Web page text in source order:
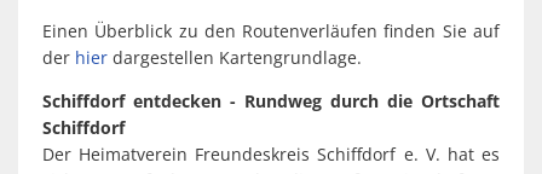
Einen Überblick zu den Routenverläufen finden Sie auf
der hier dargestellen Kartengrundlage.
Schiffdorf entdecken - Rundweg durch die Ortschaft
Schiffdorf
Der Heimatverein Freundeskreis Schiffdorf e. V. hat es